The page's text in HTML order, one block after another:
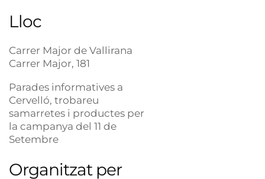
Lloc
Carrer Major de Vallirana
Carrer Major, 181
Parades informatives a
Cervelló, trobareu
samarretes i productes per
la campanya del 11 de
Setembre
Organitzat per